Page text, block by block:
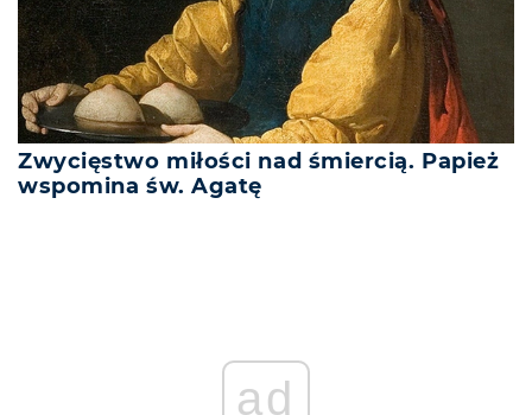
Zwycięstwo miłości nad śmiercią. Papież
wspomina św. Agatę
ad